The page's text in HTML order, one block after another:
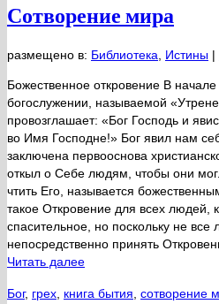
Сотворение мира
размещено в: Библиотека, Истины |
Божественное откровение В
богослужении, называемой
провозглашает: «Бог Господь и
во Имя Господне!» Бог явил нам
заключена первооснова
откыл о Себе людям, чтобы они
чтить Его, называется
такое Откровение для всех людей,
спасительное, но поскольку не
непосредственно принять
Читать далее
Бог, грех, книга бытия, сотворение